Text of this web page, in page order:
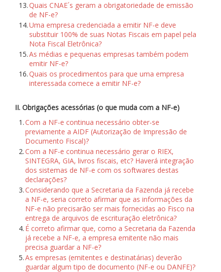
13.Quais CNAE´s geram a obrigatoriedade de emissão
de NF-e?
14.Uma empresa credenciada a emitir NF-e deve
substituir 100% de suas Notas Fiscais em papel pela
Nota Fiscal Eletrônica?
15.As médias e pequenas empresas também podem
emitir NF-e?
16.Quais os procedimentos para que uma empresa
interessada comece a emitir NF-e?
II. Obrigações acessórias (o que muda com a NF-e)
1.Com a NF-e continua necessário obter-se
previamente a AIDF (Autorização de Impressão de
Documento Fiscal)?
2.Com a NF-e continua necessário gerar o RIEX,
SINTEGRA, GIA, livros fiscais, etc? Haverá integração
dos sistemas de NF-e com os softwares destas
declarações?
3.Considerando que a Secretaria da Fazenda já recebe
a NF-e, seria correto afirmar que as informações da
NF-e não precisarão ser mais fornecidas ao Fisco na
entrega de arquivos de escrituração eletrônica?
4. É correto afirmar que, como a Secretaria da Fazenda
já recebe a NF-e, a empresa emitente não mais
precisa guardar a NF-e?
5.As empresas (emitentes e destinatárias) deverão
guardar algum tipo de documento (NF-e ou DANFE)?